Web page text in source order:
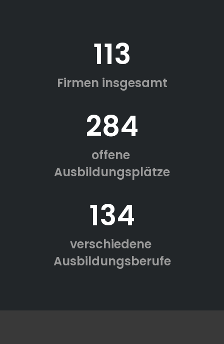
113
Firmen insgesamt
284
offene
Ausbildungsplätze
134
verschiedene
Ausbildungsberufe